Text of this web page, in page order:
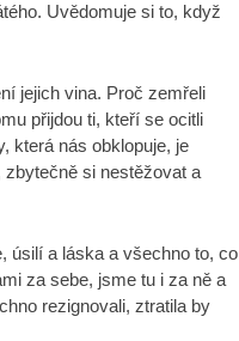
Uvědomuje si to, když
jejich vina. Proč zemřeli
přijdou ti, kteří se ocitli
která nás obklopuje, je
si nestěžovat a
úsilí a láska a všechno to, co
za sebe, jsme tu i za ně a
rezignovali, ztratila by